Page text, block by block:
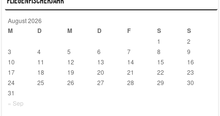
August 2026
M D M D F S S
« Sep
1
2
3
4 5 6 7 8
9
10
11 12 13 14 15
16
17
18 19 20 21 22
23
24
25 26 27 28 29
30
31